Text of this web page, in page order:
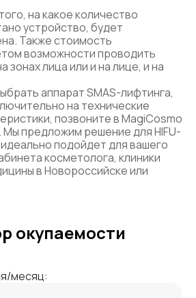
на какое количество
устройство, будет
Также стоимость
возможности проводить
зонах лица или и на лице, и на
аппарат SMAS-лифтинга,
на технические
позвоните в MagiCosmo
Мы предложим решение для HIFU-
подойдет для вашего
косметолога, клиники
в Новороссийске или
окупаемости
месяц: